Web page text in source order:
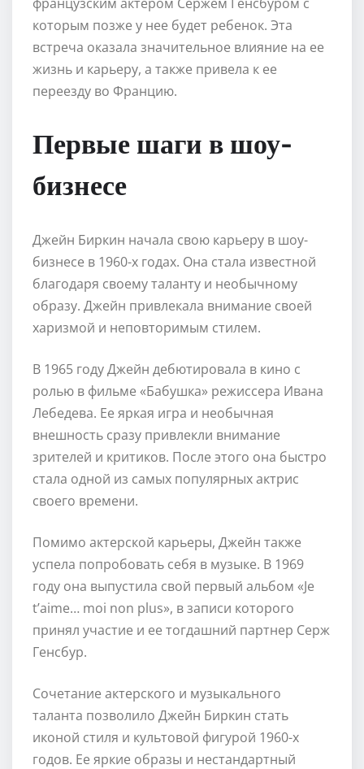
которым позже у нее будет ребенок. Эта
встреча оказала значительное влияние на ее
жизнь и карьеру, а также привела к ее
переезду во Францию.
Первые шаги в шоу-
бизнесе
Джейн Биркин начала свою карьеру в шоу-
бизнесе в 1960-х годах. Она стала известной
благодаря своему таланту и необычному
образу. Джейн привлекала внимание своей
харизмой и неповторимым стилем.
В 1965 году Джейн дебютировала в кино с
ролью в фильме «Бабушка» режиссера Ивана
Лебедева. Ее яркая игра и необычная
внешность сразу привлекли внимание
зрителей и критиков. После этого она быстро
стала одной из самых популярных актрис
своего времени.
Помимо актерской карьеры, Джейн также
успела попробовать себя в музыке. В 1969
году она выпустила свой первый альбом «Je
t’aime… moi non plus», в записи которого
принял участие и ее тогдашний партнер Серж
Генсбур.
Сочетание актерского и музыкального
таланта позволило Джейн Биркин стать
иконой стиля и культовой фигурой 1960-х
годов. Ее яркие образы и нестандартный